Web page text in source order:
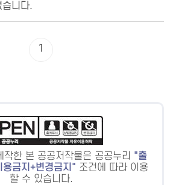
니다.
1
작한 본 공공저작물은 공공누리
출
금지+변경금지
조건에 따라 이용
할 수 있습니다.